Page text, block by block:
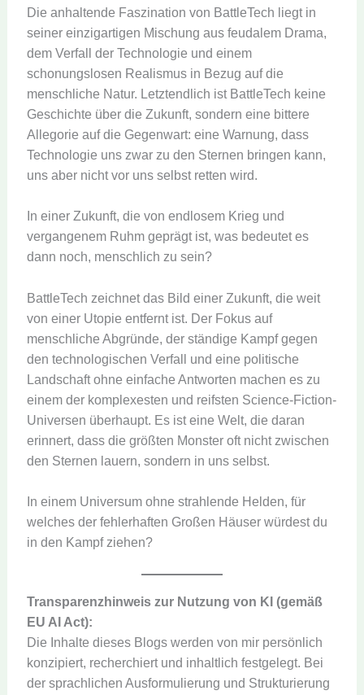
Die anhaltende Faszination von BattleTech liegt in
seiner einzigartigen Mischung aus feudalem Drama,
dem Verfall der Technologie und einem
schonungslosen Realismus in Bezug auf die
menschliche Natur. Letztendlich ist BattleTech keine
Geschichte über die Zukunft, sondern eine bittere
Allegorie auf die Gegenwart: eine Warnung, dass
Technologie uns zwar zu den Sternen bringen kann,
uns aber nicht vor uns selbst retten wird.
In einer Zukunft, die von endlosem Krieg und
vergangenem Ruhm geprägt ist, was bedeutet es
dann noch, menschlich zu sein?
BattleTech zeichnet das Bild einer Zukunft, die weit
von einer Utopie entfernt ist. Der Fokus auf
menschliche Abgründe, der ständige Kampf gegen
den technologischen Verfall und eine politische
Landschaft ohne einfache Antworten machen es zu
einem der komplexesten und reifsten Science-Fiction-
Universen überhaupt. Es ist eine Welt, die daran
erinnert, dass die größten Monster oft nicht zwischen
den Sternen lauern, sondern in uns selbst.
In einem Universum ohne strahlende Helden, für
welches der fehlerhaften Großen Häuser würdest du
in den Kampf ziehen?
Transparenzhinweis zur Nutzung von KI (gemäß
EU AI Act):
Die Inhalte dieses Blogs werden von mir persönlich
konzipiert, recherchiert und inhaltlich festgelegt. Bei
der sprachlichen Ausformulierung und Strukturierung